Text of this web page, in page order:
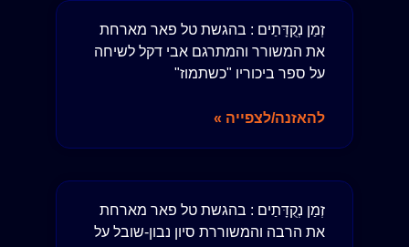
זְמַן נְקֻדָּתַים : בהגשת טל פאר מארחת
את המשורר והמתרגם אבי דקל לשיחה
על ספר ביכוריו "כשתמוז"
להאזנה/לצפייה »
זְמַן נְקֻדָּתַים : בהגשת טל פאר מארחת
את הרבה והמשוררת סיון נבון-שובל על